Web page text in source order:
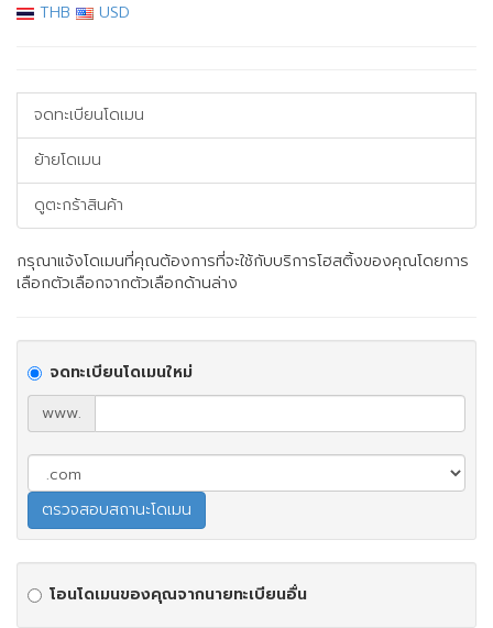
THB USD
จดทะเบียนโดเมน
ย้ายโดเมน
ดูตะกร้าสินค้า
กรุณาแจ้งโดเมนที่คุณต้องการที่จะใช้กับบริการโฮสติ้งของคุณโดยการ
เลือกตัวเลือกจากตัวเลือกด้านล่าง
จดทะเบียนโดเมนใหม่
www.
โอนโดเมนของคุณจากนายทะเบียนอื่น